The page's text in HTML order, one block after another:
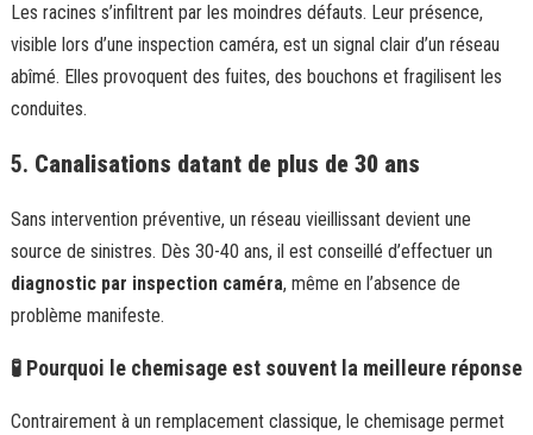
Les racines s’infiltrent par les moindres défauts. Leur présence,
visible lors d’une inspection caméra, est un signal clair d’un réseau
abîmé. Elles provoquent des fuites, des bouchons et fragilisent les
conduites.
5. Canalisations datant de plus de 30 ans
Sans intervention préventive, un réseau vieillissant devient une
source de sinistres. Dès 30-40 ans, il est conseillé d’effectuer un
diagnostic par inspection caméra, même en l’absence de
problème manifeste.
🧪 Pourquoi le chemisage est souvent la meilleure réponse
Contrairement à un remplacement classique, le chemisage permet